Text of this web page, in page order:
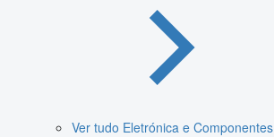
Ver tudo Eletrónica e Componentes